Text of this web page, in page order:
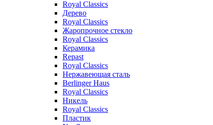
Royal Classics
Дерево
Royal Classics
Жаропрочное стекло
Royal Classics
Керамика
Repast
Royal Classics
Нержавеющая сталь
Berlinger Haus
Royal Classics
Никель
Royal Classics
Пластик